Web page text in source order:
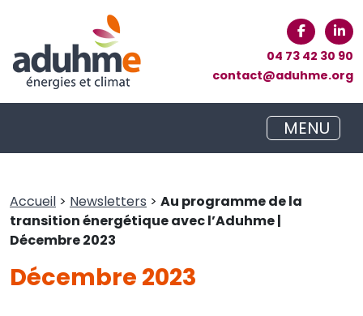
04 73 42 30 90
contact@aduhme.org
MENU
Accueil > Newsletters > Au programme de la
transition énergétique avec l’Aduhme |
Décembre 2023
Décembre 2023